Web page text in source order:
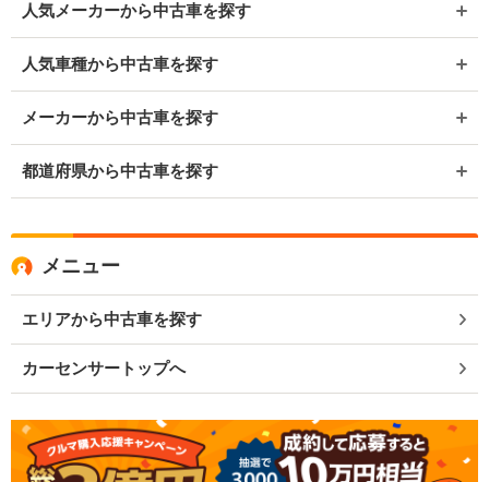
人気メーカーから中古車を探す
人気車種から中古車を探す
メーカーから中古車を探す
都道府県から中古車を探す
メニュー
エリアから中古車を探す
カーセンサートップへ